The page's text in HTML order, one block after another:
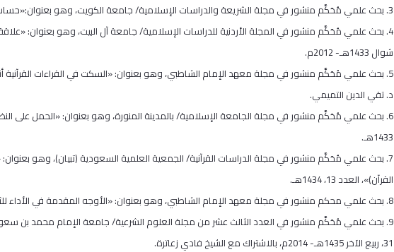
3. بحث علمي مُحَكَّم منشور في مجلة الشريعة والدراسات الإسلامية/ جامعة الكويت، وهو بعنوان:«حساب الجمل في كتب التفسير»، المجلد 26،العدد 87، ديسمبر 2011م.
شوال 1433هـ- 2012م.
د. تقي الدين التميمي.
1433هـ.
7. بحث علمي مُحَكَّم منشور في مجلة الدراسات القرآنية/ الجمعية العلمية السعودية (تبيان)، وهو
القرآن)»، العدد 13، 1434هـ.
8. بحث علمي محكم منشور في مجلة معهد الإمام الشاطبي، وهو بعنوان: «الأوجه المقدمة في الأداء للثلاثة القراء»، العدد 15، 1435هـ. بالاشتراك مع د. تقي الدين التميمي.
9. بحث علمي مُحَكَّم منشور في العدد الثالث عشر من مجلة العلوم الشرعية/ جامعة الإمام محمد بن
31، ربيع الآخر 1435هـ- 2014م، بالاشتراك مع الشيخ فادي زعاترة.